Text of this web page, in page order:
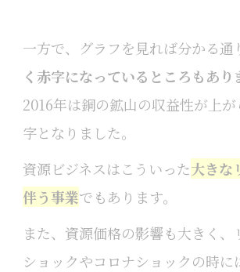
一方で、グラフを見れば分かる通
く赤字になっているところもあり
2016年は銅の鉱山の収益性が上
字となりました。
資源ビジネスはこういった大きな
伴う事業でもあります。
また、資源価格の影響も大きく、
ショックやコロナショックの時に